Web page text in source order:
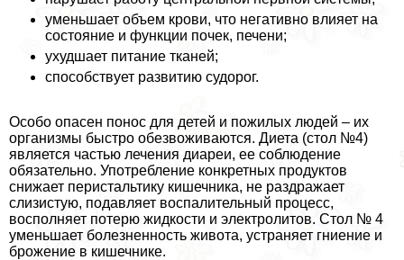
уменьшает объем крови, что негативно влияет на
состояние и функции почек, печени;
ухудшает питание тканей;
способствует развитию судорог.
Особо опасен понос для детей и пожилых людей – их
организмы быстро обезвоживаются. Диета (стол №4)
является частью лечения диареи, ее соблюдение
обязательно. Употрeбление конкретных продуктов
снижает перистальтику кишечника, не раздражает
слизистую, подавляет воспалительный процесс,
восполняет потерю жидкости и электролитов. Стол № 4
уменьшает болезненность живота, устраняет гниение и
брожение в кишечнике.